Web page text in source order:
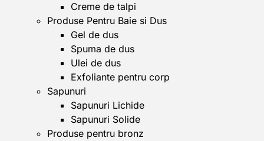
Creme de talpi
Produse Pentru Baie si Dus
Gel de dus
Spuma de dus
Ulei de dus
Exfoliante pentru corp
Sapunuri
Sapunuri Lichide
Sapunuri Solide
Produse pentru bronz